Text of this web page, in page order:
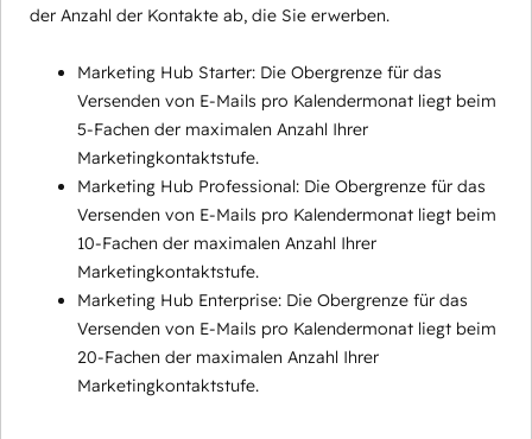
der Anzahl der Kontakte ab, die Sie erwerben.
Marketing Hub Starter: Die Obergrenze für das
Versenden von E-Mails pro Kalendermonat liegt beim
5-Fachen der maximalen Anzahl Ihrer
Marketingkontaktstufe.
Marketing Hub Professional: Die Obergrenze für das
Versenden von E-Mails pro Kalendermonat liegt beim
10-Fachen der maximalen Anzahl Ihrer
Marketingkontaktstufe.
Marketing Hub Enterprise: Die Obergrenze für das
Versenden von E-Mails pro Kalendermonat liegt beim
20-Fachen der maximalen Anzahl Ihrer
Marketingkontaktstufe.